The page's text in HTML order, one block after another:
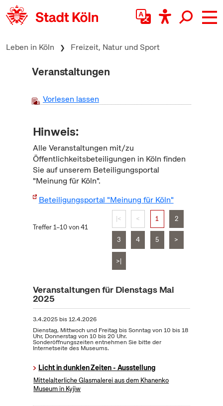
zum Inhalt springen
Leben in Köln Freizeit, Natur und Sport
Veranstaltungen
Vorlesen lassen
Hinweis:
Alle Veranstaltungen mit/zu
Öffentlichkeitsbeteiligungen in Köln finden
Sie auf unserem Beteiligungsportal
"Meinung für Köln".
Beteiligungsportal "Meinung für Köln"
Treffer 1–10 von 41
|< < 1 2
3 4 5 >
>|
Veranstaltungen für Dienstags Mai
2025
3.4.2025bis12.4.2026
Dienstag, Mittwoch und Freitag bis Sonntag von 10 bis 18
Uhr, Donnerstag von 10 bis 20 Uhr.
Sonderöffnungszeiten entnehmen Sie bitte der
Internetseite des Museums.
Licht in dunklen Zeiten - Ausstellung
Mittelalterliche Glasmalerei aus dem Khanenko
Museum in Kyjiw